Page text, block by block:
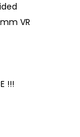
VR
!!!